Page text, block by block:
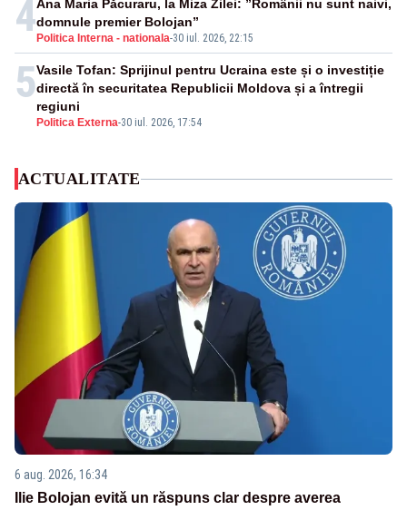
4 Politica Interna - nationala-30 iul. 2026, 22:15
Ana Maria Păcuraru, la Miza Zilei: ”Românii nu sunt naivi,
domnule premier Bolojan”
5
Politica Externa-30 iul. 2026, 17:54
Vasile Tofan: Sprijinul pentru Ucraina este și o investiție
directă în securitatea Republicii Moldova și a întregii
regiuni
ACTUALITATE
6 aug. 2026, 16:34
Ilie Bolojan evită un răspuns clar despre averea